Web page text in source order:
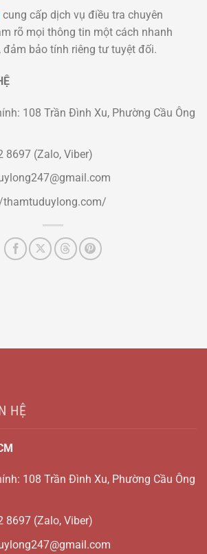
cung cấp dịch vụ điều tra chuyên
rõ mọi thông tin một cách nhanh
đảm bảo tính riêng tư tuyệt đối.
108 Trần Đình Xu, Phường Cầu Ông
8697 (Zalo, Viber)
thamtuduylong.com/
HỆ
108 Trần Đình Xu, Phường Cầu Ông
8697(Zalo, Viber)